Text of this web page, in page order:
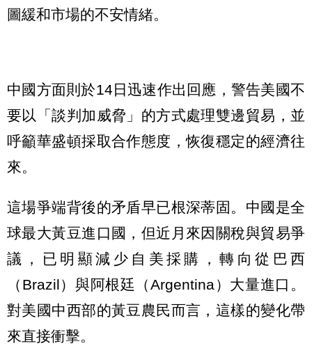
圖緩和市場的不安情緒。
中國方面則於14日迅速作出回應，警告美國不
要以「談判加威脅」的方式處理雙邊貿易，並
呼籲華盛頓採取合作態度，恢復穩定的經濟往
來。
這場爭端背後的矛盾早已根深蒂固。中國是全
球最大黃豆進口國，但近月來因關稅與貿易爭
議，已明顯減少自美採購，轉向從巴西
（Brazil）與阿根廷（Argentina）大量進口。
對美國中西部的黃豆農民而言，這樣的變化帶
來直接衝擊。